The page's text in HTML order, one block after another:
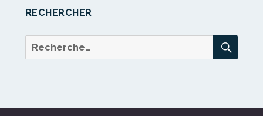
RECHERCHER
Recherche